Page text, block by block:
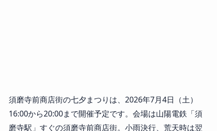
須磨寺前商店街の七夕まつりは、2026年7月4日（土）
16:00から20:00まで開催予定です。会場は山陽電鉄「須
磨寺駅」すぐの須磨寺前商店街。小雨決行、荒天時は翌